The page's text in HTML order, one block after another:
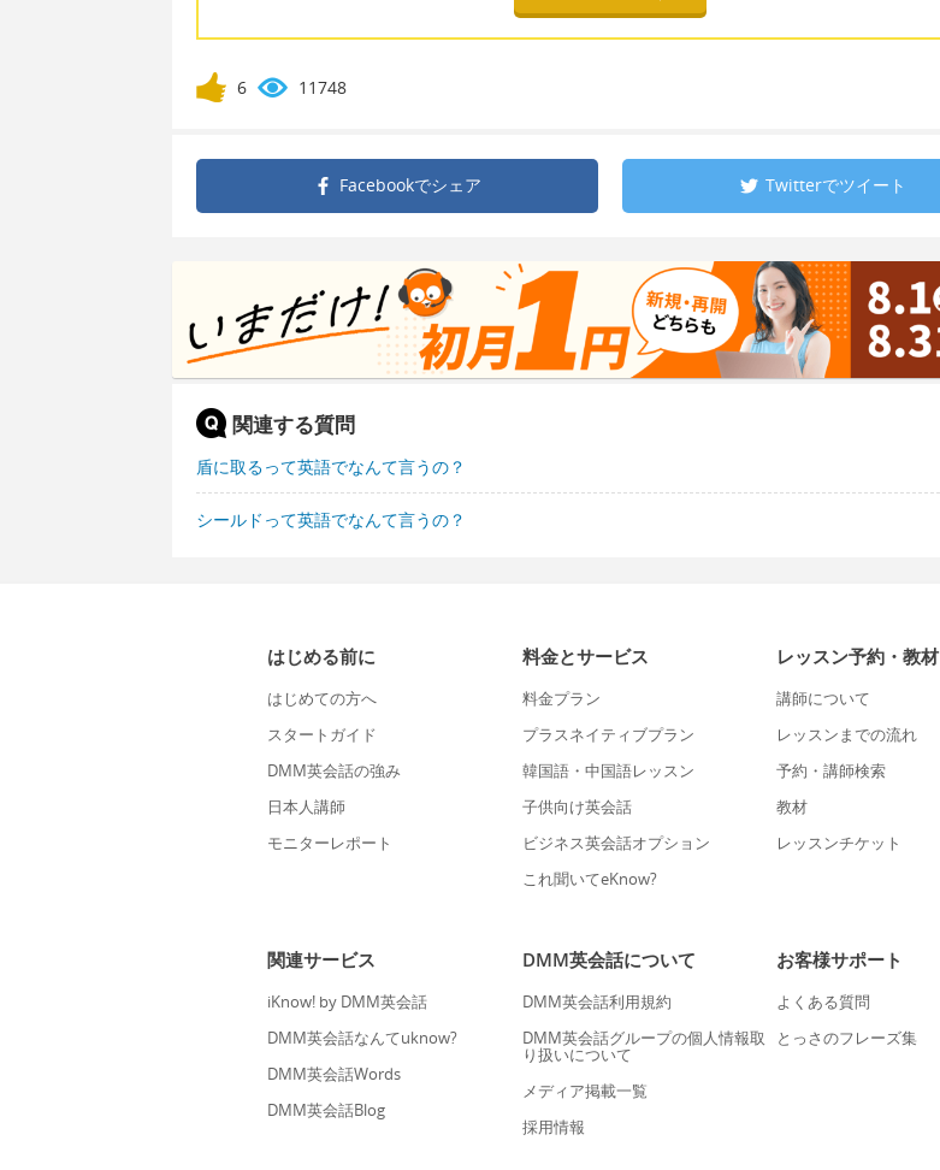
6 11748
Facebookでシェア Twitterでツイート
関連する質問
盾に取るって英語でなんて言うの？
シールドって英語でなんて言うの？
はじめる前に
はじめての方へ
スタートガイド
DMM英会話の強み
日本人講師
モニターレポート
料金とサービス
料金プラン
プラスネイティブプラン
韓国語・中国語レッスン
子供向け英会話
ビジネス英会話オプション
これ聞いてeKnow?
レッスン予約・教材
講師について
レッスンまでの流れ
予約・講師検索
教材
レッスンチケット
関連サービス
iKnow! by DMM英会話
DMM英会話なんてuknow?
DMM英会話Words
DMM英会話Blog
DMM英会話について
DMM英会話利用規約
DMM英会話グループの個人情報取
り扱いについて
メディア掲載一覧
採用情報
お客様サポート
よくある質問
とっさのフレーズ集